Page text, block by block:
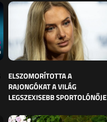
ELSZOMORÍTOTTA A
RAJONGÓKAT A VILÁG
LEGSZEXISEBB SPORTOLÓNŐJE